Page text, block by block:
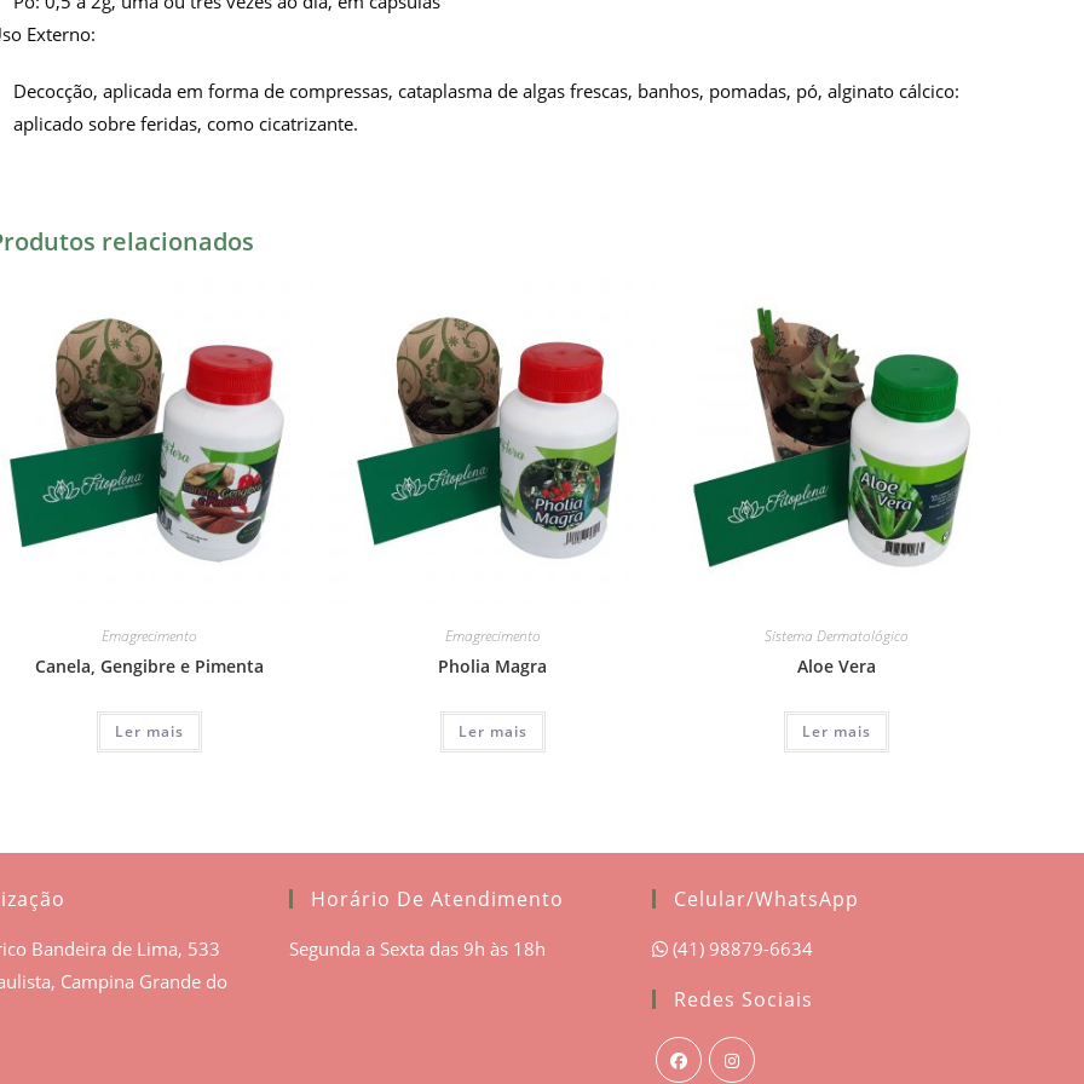
Externo:
Decocção, aplicada em forma de compressas, cataplasma de algas frescas, banhos, pomadas, pó, alginato cálcico:
aplicado sobre feridas, como cicatrizante.
relacionados
Emagrecimento
Canela, Gengibre e Pimenta
Ler mais
Emagrecimento
Pholia Magra
Ler mais
Sistema Dermatológico
Aloe Vera
Ler mais
Bandeira de Lima, 533
Campina Grande do
Horário De Atendimento
Segunda a Sexta das 9h às 18h
Celular/WhatsApp
(41) 98879-6634
Redes Sociais